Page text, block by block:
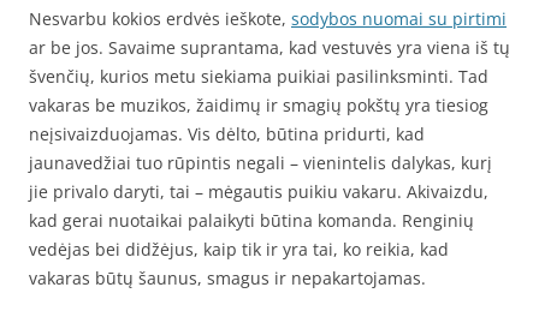
Nesvarbu kokios erdvės ieškote, sodybos nuomai su pirtimi
ar be jos. Savaime suprantama, kad vestuvės yra viena iš tų
švenčių, kurios metu siekiama puikiai pasilinksminti. Tad
vakaras be muzikos, žaidimų ir smagių pokštų yra tiesiog
neįsivaizduojamas. Vis dėlto, būtina pridurti, kad
jaunavedžiai tuo rūpintis negali – vienintelis dalykas, kurį
jie privalo daryti, tai – mėgautis puikiu vakaru. Akivaizdu,
kad gerai nuotaikai palaikyti būtina komanda. Renginių
vedėjas bei didžėjus, kaip tik ir yra tai, ko reikia, kad
vakaras būtų šaunus, smagus ir nepakartojamas.